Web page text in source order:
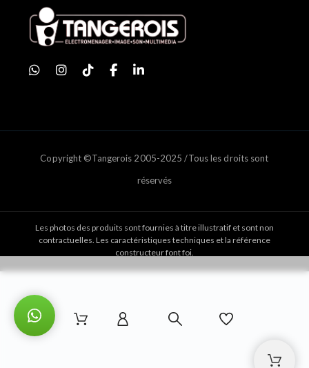
Copyright ©Tangerois 2005-2025 /Tous les droits sont
réservés
Les photos des produits sont fournies à titre illustratif et sont non
contractuelles. Les caractéristiques techniques et la référence
constructeur font foi.